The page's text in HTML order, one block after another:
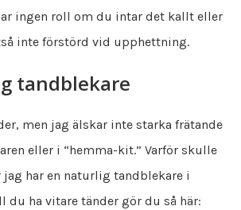
ingen roll om du intar det kallt eller
inte förstörd vid upphettning.
tandblekare
men jag älskar inte starka frätande
eller i “hemma-kit.” Varför skulle
jag har en naturlig tandblekare i
du ha vitare tänder gör du så här: